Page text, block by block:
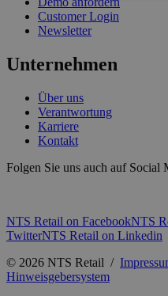
Customer Login
Newsletter
Unternehmen
Über uns
Verantwortung
Karriere
Kontakt
Folgen Sie uns auch auf Social
NTS Retail on FacebookNTS
TwitterNTS Retail on Linkedin
© 2026 NTS Retail /
Hinweisgebersystem